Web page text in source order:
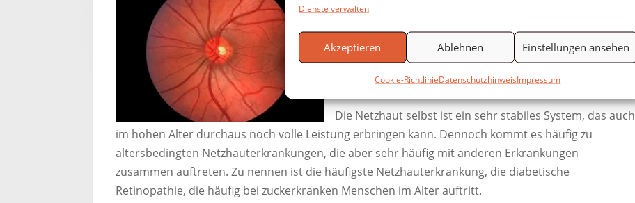
Dienste verwalten
Akzeptieren Ablehnen Einstellungen ansehen
Cookie-RichtlinieDatenschutzhinweisImpressum
der Fotokamera, so kann man die Netzhaut auch als den
„Film“ des Auges bezeichnen. Die Bilder, die das
menschliche Auge „sieht“, werden auf der Netzhaut
abgebildet. Die Netzhaut besteht aus einer Vielzahl von
Mikrosehzellen.
Die Netzhaut selbst ist ein sehr stabiles System, das auch
im hohen Alter durchaus noch volle Leistung erbringen kann. Dennoch kommt es häufig zu
altersbedingten Netzhauterkrankungen, die aber sehr häufig mit anderen Erkrankungen
zusammen auftreten. Zu nennen ist die häufigste Netzhauterkrankung, die diabetische
Retinopathie, die häufig bei zuckerkranken Menschen im Alter auftritt.